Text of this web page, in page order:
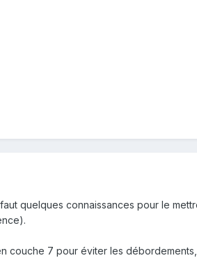
quelques connaissances pour le
couche 7 pour éviter les